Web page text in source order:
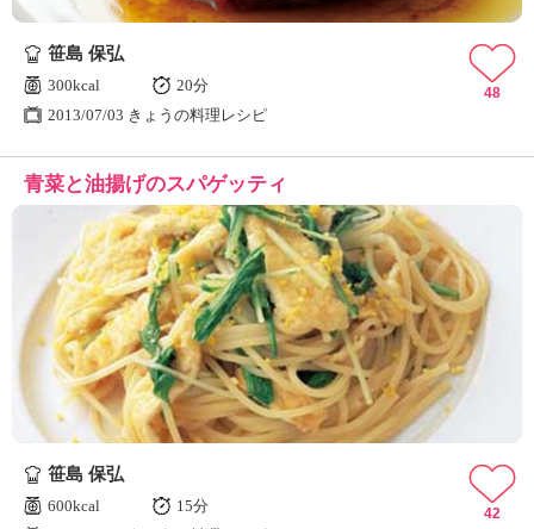
笹島 保弘
300kcal
20分
2013/07/03 きょうの料理レシピ
48
青菜と油揚げのスパゲッティ
笹島 保弘
600kcal
15分
42